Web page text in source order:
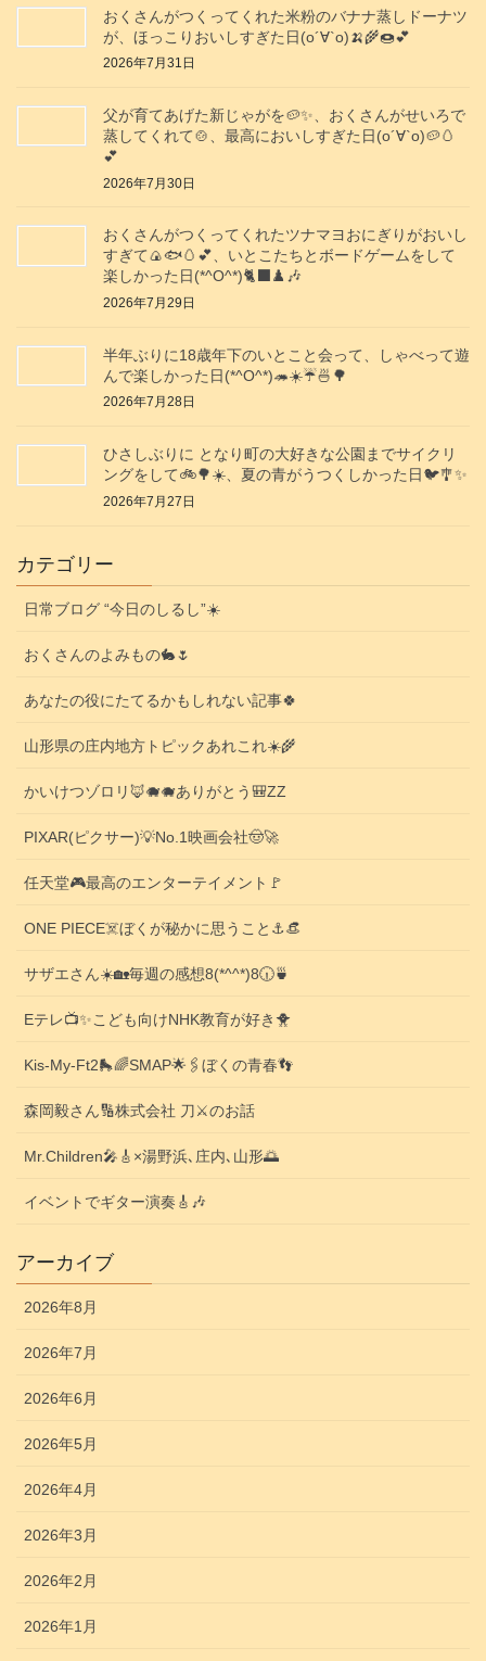
おくさんがつくってくれた米粉のバナナ蒸しドーナツ
が、ほっこりおいしすぎた日(о´∀`о)🍌🌾🍩💕
2026年7月31日
父が育てあげた新じゃがを🥔✨️、おくさんがせいろで
蒸してくれて🍲、最高においしすぎた日(о´∀`о)🥔🥚
💕
2026年7月30日
おくさんがつくってくれたツナマヨおにぎりがおいし
すぎて🍙🐟️🥚💕、いとこたちとボードゲームをして
楽しかった日(*^O^*)🐈‍⬛♟️🎶
2026年7月29日
半年ぶりに18歳年下のいとこと会って、しゃべって遊
んで楽しかった日(*^O^*)🦔☀️☔🍜🌳
2026年7月28日
ひさしぶりに となり町の大好きな公園までサイクリ
ングをして🚲️🌳☀️、夏の青がうつくしかった日🐦️🎐✨️
2026年7月27日
カテゴリー
日常ブログ “今日のしるし”☀️
おくさんのよみもの🐇🌷
あなたの役にたてるかもしれない記事🍀
山形県の庄内地方トピックあれこれ☀️🌾
かいけつゾロリ🦊🐗🐗ありがとう🎒ZZ
PIXAR(ピクサー)💡No.1映画会社🤠🚀
任天堂🎮️最高のエンターテイメント🚩
ONE PIECE☠️ぼくが秘かに思うこと⚓️👒
サザエさん☀️🏡毎週の感想8(*^^*)8🕡️🍵
Eテレ📺️✨こども向けNHK教育が好き🐥
Kis-My-Ft2🛼🌈SMAP🌟🖇️ぼくの青春👣
森岡毅さん🔢株式会社 刀⚔️のお話
Mr.Children🎤🎸×湯野浜､庄内､山形🌅
イベントでギター演奏🎸🎶
アーカイブ
2026年8月
2026年7月
2026年6月
2026年5月
2026年4月
2026年3月
2026年2月
2026年1月